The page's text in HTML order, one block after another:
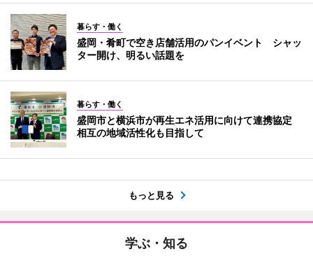
暮らす・働く
盛岡・肴町で空き店舗活用のパンイベント シャッ
ター開け、明るい話題を
暮らす・働く
盛岡市と横浜市が再生エネ活用に向けて連携協定
相互の地域活性化も目指して
もっと見る
学ぶ・知る